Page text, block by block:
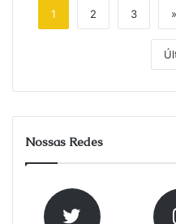
1 2 3 »
Nossas Redes